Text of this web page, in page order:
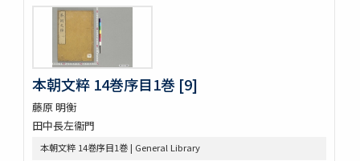
播州舊記
四季物語
すみよし物語
本朝續文粹 13巻
紀伊國牟婁郡色川村色川氏藏文書
大鏡 (存2巻)
壬戌羇旅漫録 2巻
明徳記 3巻
本朝文粹 14巻序目1巻 [9]
藤原 明衡
田中長左衞門
本朝文粹 14巻序目1巻 | General Library